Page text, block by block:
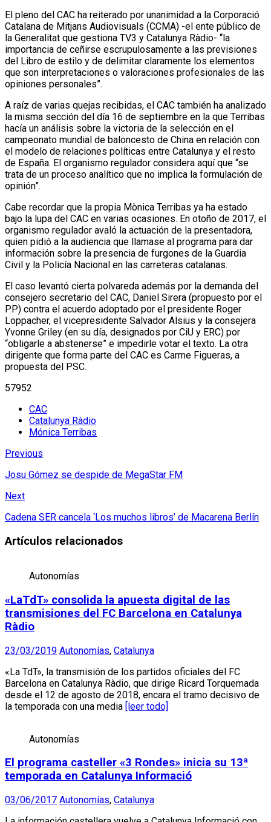
El pleno del CAC ha reiterado por unanimidad a la Corporació
Catalana de Mitjans Audiovisuals (CCMA) -el ente público de
la Generalitat que gestiona TV3 y Catalunya Ràdio- “la
importancia de ceñirse escrupulosamente a las previsiones
del Libro de estilo y de delimitar claramente los elementos
que son interpretaciones o valoraciones profesionales de las
opiniones personales”.
A raíz de varias quejas recibidas, el CAC también ha analizado
la misma sección del día 16 de septiembre en la que Terribas
hacía un análisis sobre la victoria de la selección en el
campeonato mundial de baloncesto de China en relación con
el modelo de relaciones políticas entre Catalunya y el resto
de España. El organismo regulador considera aquí que “se
trata de un proceso analítico que no implica la formulación de
opinión”.
Cabe recordar que la propia Mònica Terribas ya ha estado
bajo la lupa del CAC en varias ocasiones. En otoño de 2017, el
organismo regulador avaló la actuación de la presentadora,
quien pidió a la audiencia que llamase al programa para dar
información sobre la presencia de furgones de la Guardia
Civil y la Policía Nacional en las carreteras catalanas.
El caso levantó cierta polvareda además por la demanda del
consejero secretario del CAC, Daniel Sirera (propuesto por el
PP) contra el acuerdo adoptado por el presidente Roger
Loppacher, el vicepresidente Salvador Alsius y la consejera
Yvonne Griley (en su día, designados por CiU y ERC) por
“obligarle a abstenerse” e impedirle votar el texto. La otra
dirigente que forma parte del CAC es Carme Figueras, a
propuesta del PSC.
57952
CAC
Catalunya Ràdio
Mónica Terribas
Previous
Josu Gómez se despide de MegaStar FM
Next
Cadena SER cancela ‘Los muchos libros’ de Macarena Berlín
Artículos relacionados
Autonomías
«LaTdT» consolida la apuesta digital de las
transmisiones del FC Barcelona en Catalunya
Ràdio
23/03/2019 Autonomías, Catalunya
«La TdT», la transmisión de los partidos oficiales del FC
Barcelona en Catalunya Ràdio, que dirige Ricard Torquemada
desde el 12 de agosto de 2018, encara el tramo decisivo de
la temporada con una media [leer todo]
Autonomías
El programa casteller «3 Rondes» inicia su 13ª
temporada en Catalunya Informació
03/06/2017 Autonomías, Catalunya